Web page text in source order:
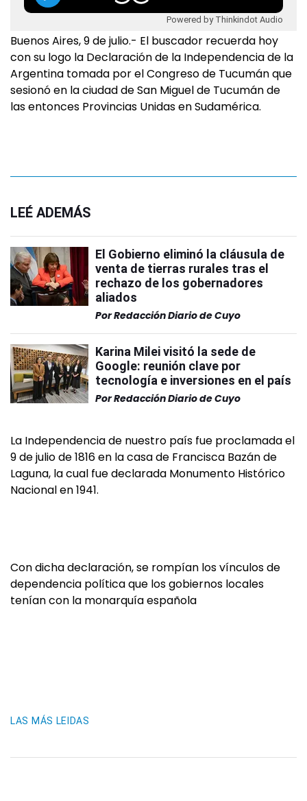
Powered by Thinkindot Audio
Buenos Aires, 9 de julio.- El buscador recuerda hoy
con su logo la Declaración de la Independencia de la
Argentina tomada por el Congreso de Tucumán que
sesionó en la ciudad de San Miguel de Tucumán de
las entonces Provincias Unidas en Sudamérica.
LEÉ ADEMÁS
El Gobierno eliminó la cláusula de
venta de tierras rurales tras el
rechazo de los gobernadores
aliados
PorRedacción Diario de Cuyo
Karina Milei visitó la sede de
Google: reunión clave por
tecnología e inversiones en el país
PorRedacción Diario de Cuyo
La Independencia de nuestro país fue proclamada el
9 de julio de 1816 en la casa de Francisca Bazán de
Laguna, la cual fue declarada Monumento Histórico
Nacional en 1941.
Con dicha declaración, se rompían los vínculos de
dependencia política que los gobiernos locales
tenían con la monarquía española
LAS MÁS LEIDAS